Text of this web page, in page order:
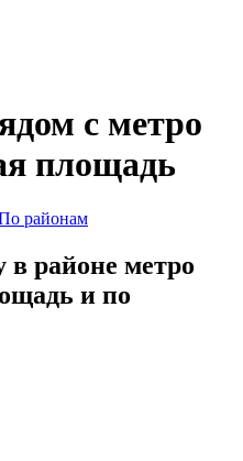
с метро
площадь
районам
в районе метро
и по